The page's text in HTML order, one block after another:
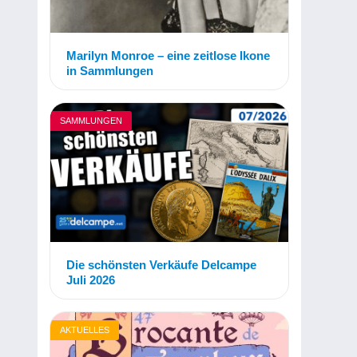
Marilyn Monroe – eine zeitlose Ikone
in Sammlungen
SAMMLUNGEN
Die schönsten Verkäufe Delcampe
Juli 2026
AKTUELLES